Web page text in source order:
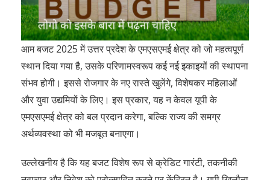
आम बजट 2025 में उत्तर प्रदेश के एमएसएमई क्षेत्र को जो महत्वपूर्ण
स्थान दिया गया है, उसके परिणामस्वरूप कई नई इकाइयों की स्थापना
संभव होगी। इससे रोजगार के नए रास्ते खुलेंगे, विशेषकर महिलाओं
और युवा उद्यमियों के लिए। इस प्रकार, यह न केवल यूपी के
एमएसएमई क्षेत्र को बल प्रदान करेगा, बल्कि राज्य की समग्र
अर्थव्यवस्था को भी मजबूत बनाएगा।
उल्‍लेखनीय है कि यह बजट विशेष रूप से क्रेडिट गारंटी, तकनीकी